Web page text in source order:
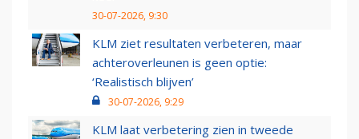
30-07-2026, 9:30
KLM ziet resultaten verbeteren, maar
achteroverleunen is geen optie:
‘Realistisch blijven’
30-07-2026, 9:29
KLM laat verbetering zien in tweede